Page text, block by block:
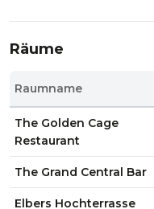
Räume
Raumname
The Golden Cage
Restaurant
The Grand Central Bar
Elbers Hochterrasse